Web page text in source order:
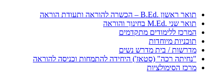
תואר ראשון .B.Ed – הכשרה להוראה ותעודת הוראה
תואר שני .M.Ed בחינוך והוראה
המרכז ללימודים מתקדמים
תוכניות מיוחדות
מדרשות / בית מדרש נשים
"נחיתה רכה" (סטאז') היחידה להתמחות וכניסה להוראה
מרכז הסימולציות​